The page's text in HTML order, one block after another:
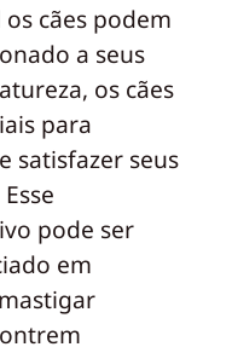
cães podem
a seus
os cães
para
satisfazer seus
pode ser
em